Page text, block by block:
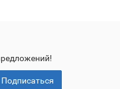
Подписаться